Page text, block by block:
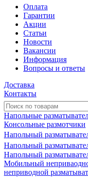
Оплата
Гарантии
Акции
Статьи
Новости
Вакансии
Информация
Вопросы и ответы
Доставка
Контакты
Напольные
Консольные размотчики
Напольный
Напольный
Напольный
Мобильный
неприводной